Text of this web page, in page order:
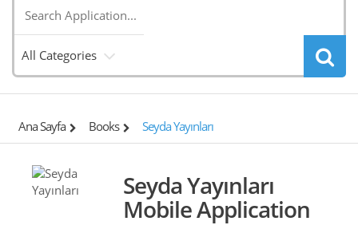
All Categories
Ana Sayfa Books Seyda Yayınları
Seyda Yayınları
Mobile Application